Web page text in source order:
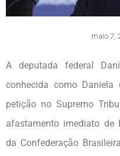
maio 7,
A deputada federal
conhecida como
petição no Supremo
afastamento imediato de
da Confederação